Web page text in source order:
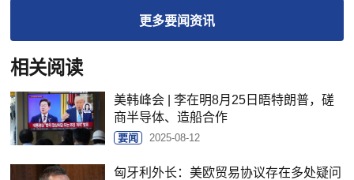
更多要闻资讯
相关阅读
美韩峰会 | 李在明8月25日晤特朗普，磋
商半导体、造船合作
要闻 2025-08-12
匈牙利外长：美欧贸易协议存在多处疑问